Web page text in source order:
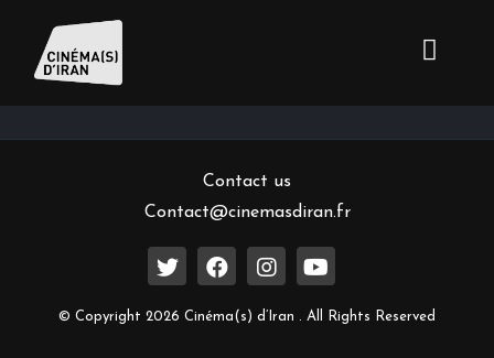
Inscrivez-vous à notre newsletter
Contact us
Contact@cinemasdiran.fr
© Copyright 2026 Cinéma(s) d’Iran . All Rights Reserved